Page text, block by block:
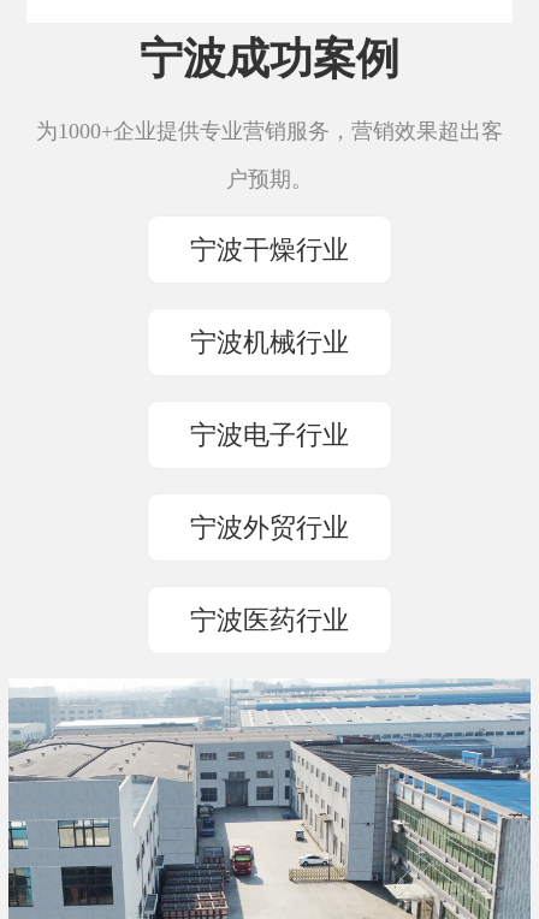
宁波成功案例
为1000+企业提供专业营销服务，营销效果超出客
户预期。
宁波干燥行业
宁波机械行业
宁波电子行业
宁波外贸行业
宁波医药行业